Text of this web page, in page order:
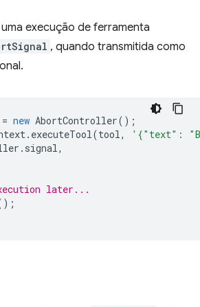
execução de ferramenta
, quando transmitida como
= new AbortController();
. executeTool(tool,
'{"text":
. signal,
later...